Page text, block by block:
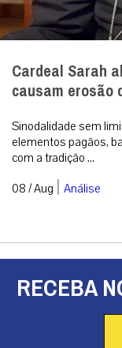
Cardeal Sarah
causam erosão
Sinodalidade sem
elementos pagãos,
com a tradição ...
08 / Aug | Análise
RECEBA